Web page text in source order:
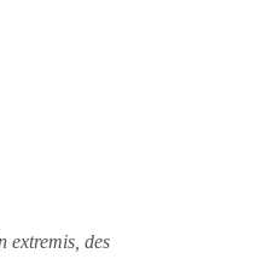
extremis, des